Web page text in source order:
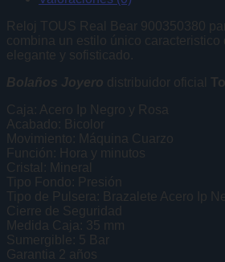
Reloj TOUS Real Bear 900350380
combina un estilo único caracteristico
elegante y sofisticado.
Bolaños Joyero distribuidor oficial
Caja: Acero Ip Negro y Rosa
Acabado: Bicolor
Movimiento: Máquina Cuarzo
Función: Hora y minutos
Cristal: Mineral
Tipo Fondo: Presión
Tipo de Pulsera: Brazalete Acero Ip
Cierre de Seguridad
Medida Caja: 35 mm
Sumergible: 5 Bar
Garantia 2 años